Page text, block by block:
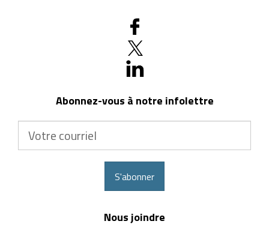
Abonnez-vous à notre infolettre
S'abonner
Nous joindre